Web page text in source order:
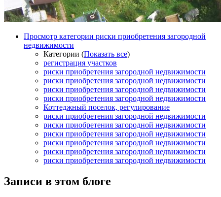
Просмотр категории риски приобретения загородной
недвижимости
Категории (Показать все)
регистрация участков
риски приобретения загородной недвижимости
риски приобретения загородной недвижимости
риски приобретения загородной недвижимости
риски приобретения загородной недвижимости
Коттеджный поселок, регулирование
риски приобретения загородной недвижимости
риски приобретения загородной недвижимости
риски приобретения загородной недвижимости
риски приобретения загородной недвижимости
риски приобретения загородной недвижимости
риски приобретения загородной недвижимости
Записи в этом блоге